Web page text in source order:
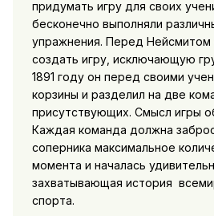
придумать игру для своих
бесконечно выполняли
упражнения. Перед Нейсмитом
создать игру, исключающую
1891 году он перед своими
корзины и разделил на две
присутствующих. Смысл игры
Каждая команда должна
соперника максимальное
момента и началась
захватывающая история
спорта.